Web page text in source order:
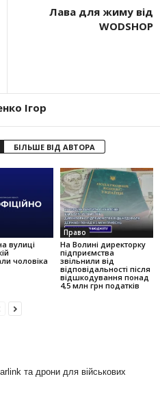
Лава для жиму від
WODSHOP
Ігор
БІЛЬШЕ ВІД АВТОРА
вулиці
чоловіка
Право
На Волині директорку
підприємства
звільнили від
відповідальності після
відшкодування понад
4,5 млн грн податків
та дрони для військових